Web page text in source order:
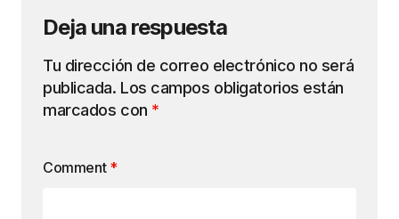
Deja una respuesta
Tu dirección de correo electrónico no será
publicada. Los campos obligatorios están
marcados con *
Comment *